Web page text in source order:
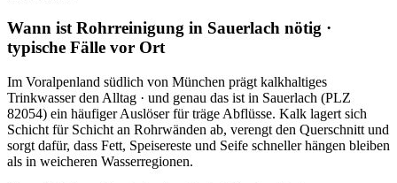
Wann ist Rohrreinigung in Sauerlach nötig ·
typische Fälle vor Ort
Im Voralpenland südlich von München prägt kalkhaltiges
Trinkwasser den Alltag · und genau das ist in Sauerlach (PLZ
82054) ein häufiger Auslöser für träge Abflüsse. Kalk lagert sich
Schicht für Schicht an Rohrwänden ab, verengt den Querschnitt und
sorgt dafür, dass Fett, Speisereste und Seife schneller hängen bleiben
als in weicheren Wasserregionen.